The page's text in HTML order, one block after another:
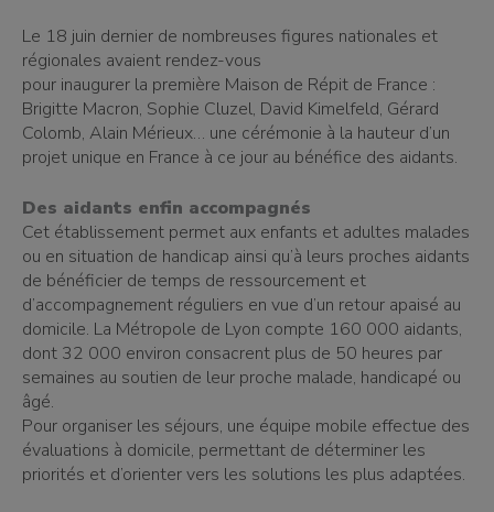
Le 18 juin dernier de nombreuses figures nationales et
régionales avaient rendez-vous
pour inaugurer la première Maison de Répit de France :
Brigitte Macron, Sophie Cluzel, David Kimelfeld, Gérard
Colomb, Alain Mérieux… une cérémonie à la hauteur d’un
projet unique en France à ce jour au bénéfice des aidants.
Des aidants enfin accompagnés
Cet établissement permet aux enfants et adultes malades
ou en situation de handicap ainsi qu’à leurs proches aidants
de bénéficier de temps de ressourcement et
d’accompagnement réguliers en vue d’un retour apaisé au
domicile. La Métropole de Lyon compte 160 000 aidants,
dont 32 000 environ consacrent plus de 50 heures par
semaines au soutien de leur proche malade, handicapé ou
âgé.
Pour organiser les séjours, une équipe mobile effectue des
évaluations à domicile, permettant de déterminer les
priorités et d’orienter vers les solutions les plus adaptées.